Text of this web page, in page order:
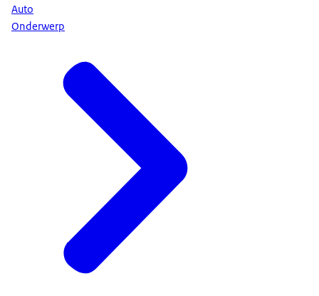
Auto
Onderwerp